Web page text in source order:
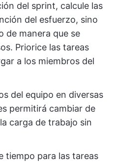
del sprint, calcule las
del esfuerzo, sino
de manera que se
Priorice las tareas
a los miembros del
del equipo en diversas
permitirá cambiar de
carga de trabajo sin
tiempo para las tareas